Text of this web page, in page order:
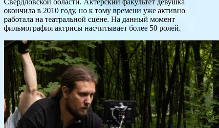
Свердловской области. Актерский факультет девушка
окончила в 2010 году, но к тому времени уже активно
работала на театральной сцене. На данный момент
фильмография актрисы насчитывает более 50 ролей.